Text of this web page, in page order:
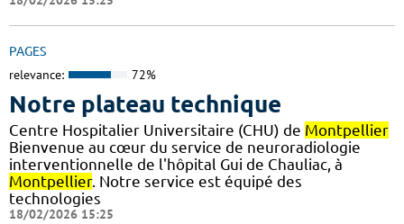
PAGES
relevance: 72%
Notre plateau technique
Centre Hospitalier Universitaire (CHU) de Montpellier
Bienvenue au cœur du service de neuroradiologie
interventionnelle de l'hôpital Gui de Chauliac, à
Montpellier. Notre service est équipé des
technologies
18/02/2026 15:25